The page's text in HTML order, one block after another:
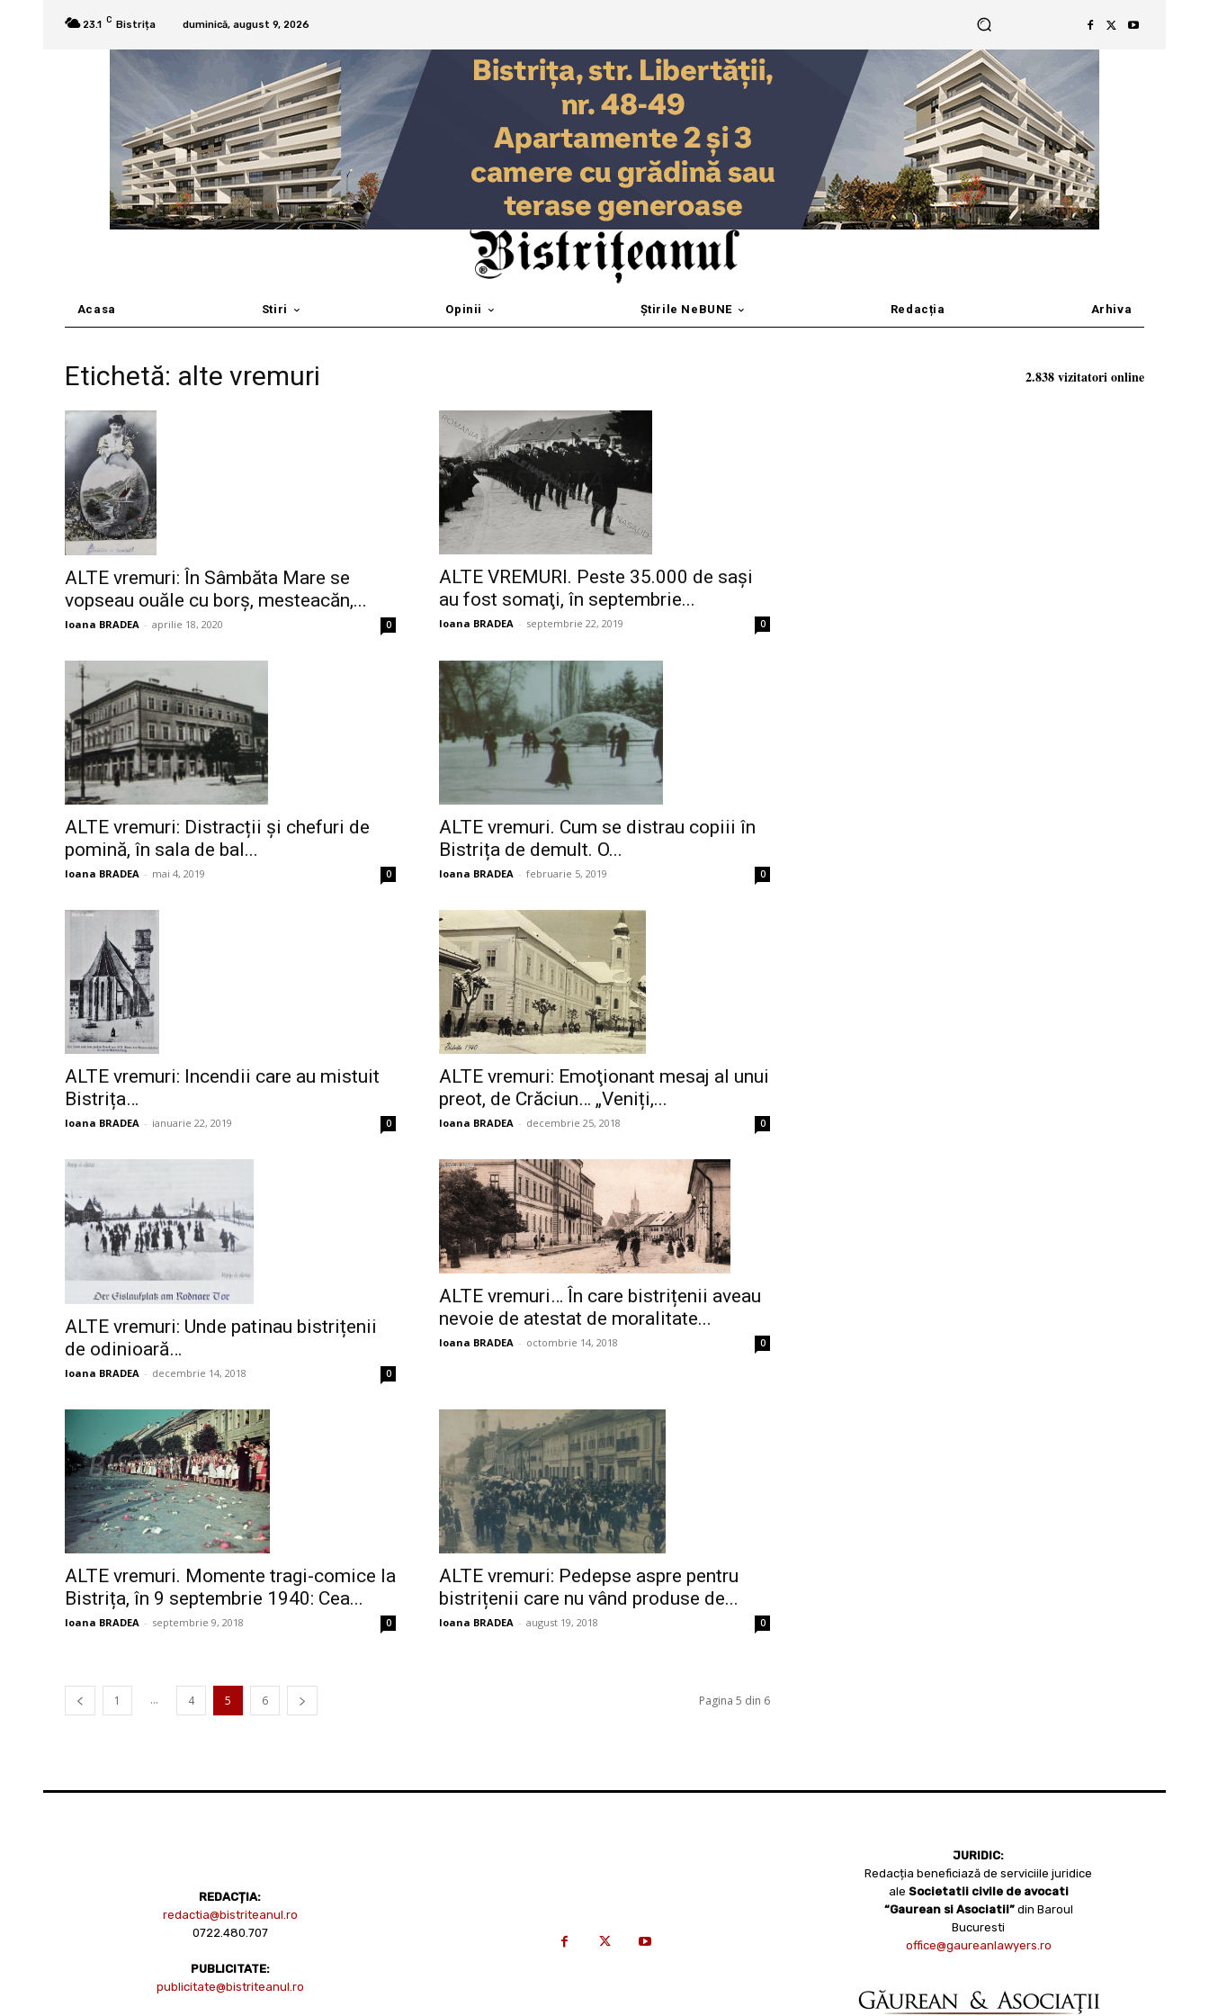
23.1 C Bistrița duminică, august 9, 2026
Acasa Stiri Opinii Știrile NeBUNE Redacția Arhiva
Etichetă: alte vremuri
ALTE vremuri: În Sâmbăta Mare se
vopseau ouăle cu borș, mesteacăn,...
Ioana BRADEA - aprilie 18, 2020 0
ALTE VREMURI. Peste 35.000 de sași
au fost somaţi, în septembrie...
Ioana BRADEA - septembrie 22, 2019 0
ALTE vremuri: Distracții și chefuri de
pomină, în sala de bal...
Ioana BRADEA - mai 4, 2019 0
ALTE vremuri. Cum se distrau copiii în
Bistrița de demult. O...
Ioana BRADEA - februarie 5, 2019 0
ALTE vremuri: Incendii care au mistuit
Bistrița…
Ioana BRADEA - ianuarie 22, 2019 0
ALTE vremuri: Emoţionant mesaj al unui
preot, de Crăciun… „Veniți,...
Ioana BRADEA - decembrie 25, 2018 0
ALTE vremuri: Unde patinau bistrițenii
de odinioară…
Ioana BRADEA - decembrie 14, 2018 0
ALTE vremuri… În care bistrițenii aveau
nevoie de atestat de moralitate...
Ioana BRADEA - octombrie 14, 2018 0
ALTE vremuri. Momente tragi-comice la
Bistrița, în 9 septembrie 1940: Cea...
Ioana BRADEA - septembrie 9, 2018 0
ALTE vremuri: Pedepse aspre pentru
bistrițenii care nu vând produse de...
Ioana BRADEA - august 19, 2018 0
1 ... 4 5 6 Pagina 5 din 6
2.838 vizitatori online
REDACȚIA:
redactia@bistriteanul.ro
0722.480.707
PUBLICITATE:
publicitate@bistriteanul.ro
JURIDIC:
Redacția beneficiază de serviciile juridice
ale Societatii civile de avocati
“Gaurean si Asociatii” din Baroul
Bucuresti
office@gaureanlawyers.ro